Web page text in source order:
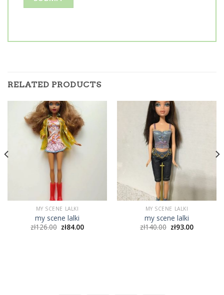
RELATED PRODUCTS
MY SCENE LALKI
my scene lalki
zł126.00 zł84.00
MY SCENE LALKI
my scene lalki
zł140.00 zł93.00